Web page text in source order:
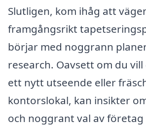
Slutligen, kom ihåg att
framgångsrikt
börjar med noggrann
research. Oavsett om du
ett nytt utseende eller
kontorslokal, kan insikter
och noggrant val av